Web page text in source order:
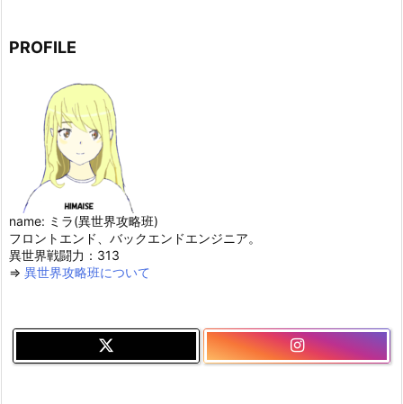
PROFILE
name: ミラ(異世界攻略班)
フロントエンド、バックエンドエンジニア。
異世界戦闘力：313
⇒ 異世界攻略班について